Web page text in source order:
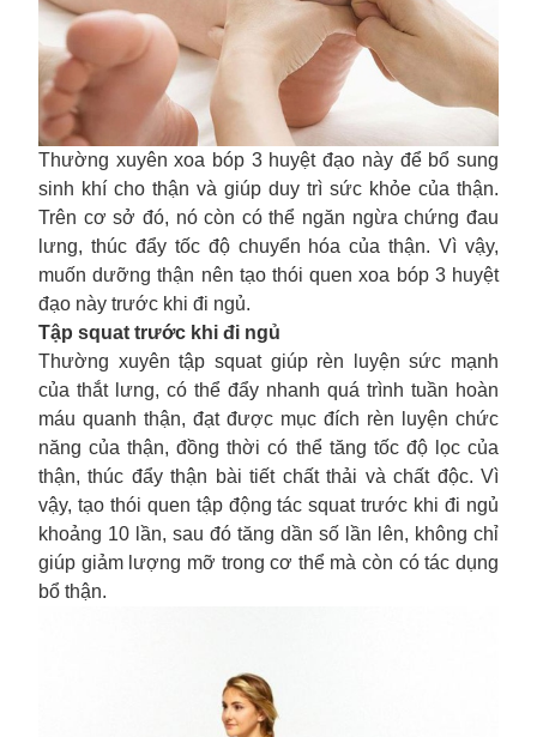
Thường xuyên xoa bóp 3 huyệt đạo này để bổ sung
sinh khí cho thận và giúp duy trì sức khỏe của thận.
Trên cơ sở đó, nó còn có thể ngăn ngừa chứng đau
lưng, thúc đẩy tốc độ chuyển hóa của thận. Vì vậy,
muốn dưỡng thận nên tạo thói quen xoa bóp 3 huyệt
đạo này trước khi đi ngủ.
Tập squat trước khi đi ngủ
Thường xuyên tập squat giúp rèn luyện sức mạnh
của thắt lưng, có thể đẩy nhanh quá trình tuần hoàn
máu quanh thận, đạt được mục đích rèn luyện chức
năng của thận, đồng thời có thể tăng tốc độ lọc của
thận, thúc đẩy thận bài tiết chất thải và chất độc. Vì
vậy, tạo thói quen tập động tác squat trước khi đi ngủ
khoảng 10 lần, sau đó tăng dần số lần lên, không chỉ
giúp giảm lượng mỡ trong cơ thể mà còn có tác dụng
bổ thận.